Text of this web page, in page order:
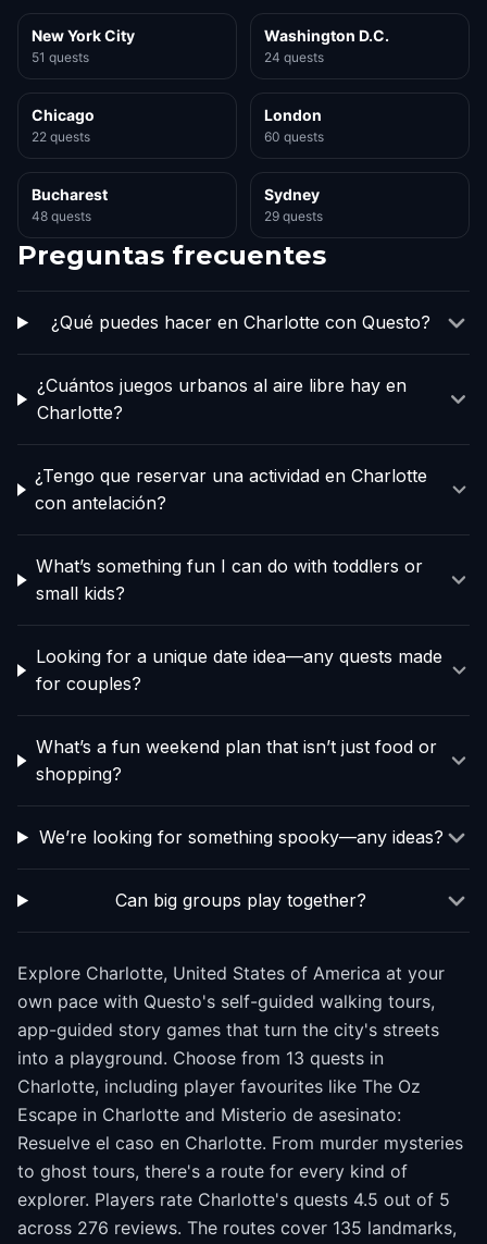
New York City
51 quests
Washington D.C.
24 quests
Chicago
22 quests
London
60 quests
Bucharest
48 quests
Sydney
29 quests
Preguntas frecuentes
¿Qué puedes hacer en Charlotte con Questo?
¿Cuántos juegos urbanos al aire libre hay en
Charlotte?
¿Tengo que reservar una actividad en Charlotte
con antelación?
What’s something fun I can do with toddlers or
small kids?
Looking for a unique date idea—any quests made
for couples?
What’s a fun weekend plan that isn’t just food or
shopping?
We’re looking for something spooky—any ideas?
Can big groups play together?
Explore Charlotte, United States of America at your
own pace with Questo's self-guided walking tours,
app-guided story games that turn the city's streets
into a playground. Choose from 13 quests in
Charlotte, including player favourites like The Oz
Escape in Charlotte and Misterio de asesinato:
Resuelve el caso en Charlotte. From murder mysteries
to ghost tours, there's a route for every kind of
explorer. Players rate Charlotte's quests 4.5 out of 5
across 276 reviews. The routes cover 135 landmarks,